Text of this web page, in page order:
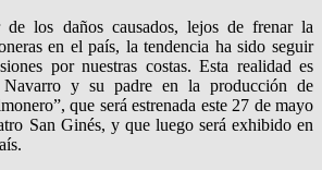
de los daños causados, lejos de frenar la
en el país, la tendencia ha sido seguir
por nuestras costas. Esta realidad es
Navarro y su padre en la producción de
que será estrenada este 27 de mayo
San Ginés, y que luego será exhibido en